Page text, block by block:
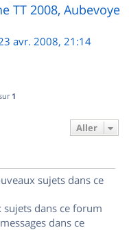
TT 2008, Aubevoye
avr. 2008, 21:14
1
Aller
sujets dans ce
dans ce forum
dans ce